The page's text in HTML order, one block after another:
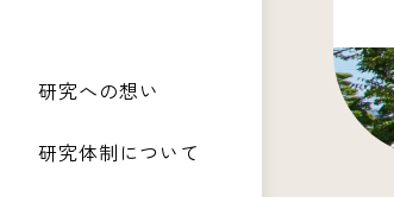
研究への想い
研究体制について